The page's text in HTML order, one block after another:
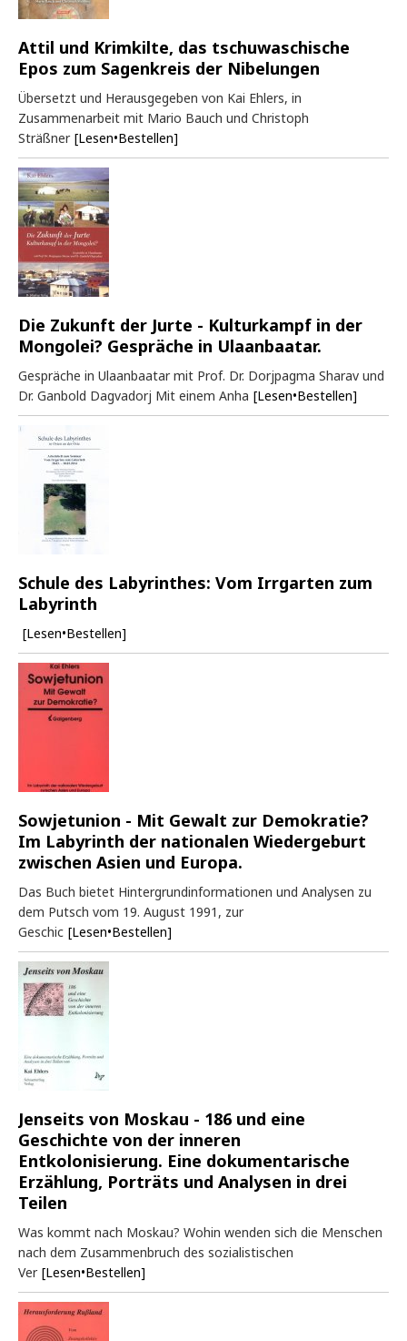
Attil und Krimkilte, das tschuwaschische
Epos zum Sagenkreis der Nibelungen
Übersetzt und Herausgegeben von Kai Ehlers, in
Zusammenarbeit mit Mario Bauch und Christoph
Sträßner [Lesen•Bestellen]
Die Zukunft der Jurte - Kulturkampf in der
Mongolei? Gespräche in Ulaanbaatar.
Gespräche in Ulaanbaatar mit Prof. Dr. Dorjpagma Sharav und
Dr. Ganbold Dagvadorj Mit einem Anha [Lesen•Bestellen]
Schule des Labyrinthes: Vom Irrgarten zum
Labyrinth
[Lesen•Bestellen]
Sowjetunion - Mit Gewalt zur Demokratie?
Im Labyrinth der nationalen Wiedergeburt
zwischen Asien und Europa.
Das Buch bietet Hintergrundinformationen und Analysen zu
dem Putsch vom 19. August 1991, zur
Geschic [Lesen•Bestellen]
Jenseits von Moskau - 186 und eine
Geschichte von der inneren
Entkolonisierung. Eine dokumentarische
Erzählung, Porträts und Analysen in drei
Teilen
Was kommt nach Moskau? Wohin wenden sich die Menschen
nach dem Zusammenbruch des sozialistischen
Ver [Lesen•Bestellen]